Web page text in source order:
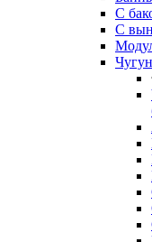
С
С